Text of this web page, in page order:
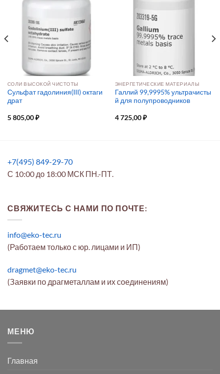
СОЛИ ВЫСОКОЙ ЧИСТОТЫ
Сульфат гадолиния(III) октаги
драт
5 805,00₽
ЭНЕРГЕТИЧЕСКИЕ МАТЕРИАЛЫ
Галлий 99,9995% ультрачисты
й для полупроводников
4 725,00₽
+7(495) 849-29-70
С 10:00 до 18:00 МСК ПН.-ПТ.
СВЯЖИТЕСЬ С НАМИ ПО ПОЧТЕ:
info@eko-tec.ru
(Работаем только с юр. лицами и ИП)
dragmet@eko-tec.ru
(Заявки по драгметаллам и их соединениям)
МЕНЮ
Главная